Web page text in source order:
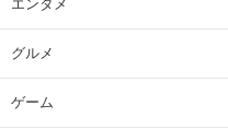
エンタメ
グルメ
ゲーム